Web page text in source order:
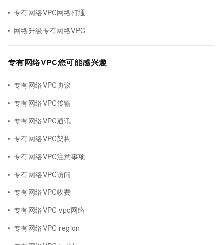
专有网络VPC网络打通
网络升级专有网络VPC
专有网络VPC您可能感兴趣
专有网络VPC协议
专有网络VPC传输
专有网络VPC通讯
专有网络VPC架构
专有网络VPC注意事项
专有网络VPC访问
专有网络VPC收费
专有网络VPC vpc网络
专有网络VPC region